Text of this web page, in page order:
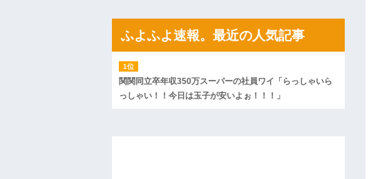
後続車にクラクションを鳴らされ彼氏が逆切れ。「何ク
んだ！降りてこいよ！」と怒鳴りだし...
【衝撃】報酬100万円超の治験募集がこちらｗｗｗｗｗ
ｗｗｗｗｗｗｗｗｗｗ
【愕然】白のクラウン俺氏、高速道路左車線を制限速度
wwwwwwwwwwww
ふよふよ速報。最近の人気記事
関関同立卒年収350万スーパーの社員ワイ「らっしゃいら
っしゃい！！今日は玉子が安いよぉ！！！」